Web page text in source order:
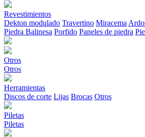
Revestimientos
Dekton modulado Travertino Miracema
Piedra Balinesa Porfido Paneles de piedra
Otros
Otros
Herramientas
Discos de corte Lijas Brocas Otros
Piletas
Piletas